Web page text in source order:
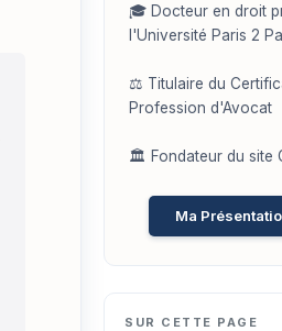
🎓 Docteur en droit
l'Université Paris 2
⚖️ Titulaire du
Profession d'Avocat
🏛️ Fondateur du site
Ma
SUR CETTE PAGE